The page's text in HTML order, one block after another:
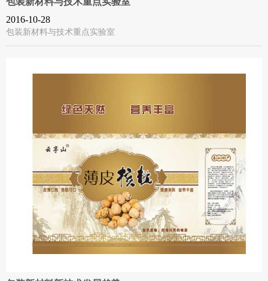
2016-10-28
包装新材料与技术重点实验室